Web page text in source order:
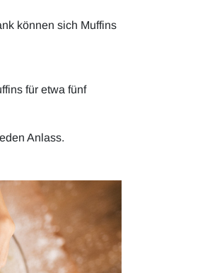
können sich Muffins
für etwa fünf
Anlass.